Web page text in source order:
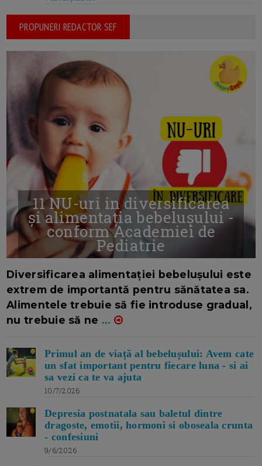
PROPUNERI REDACTOR SEF
11 NU-uri in diversificarea
și alimentația bebelușului -
conform Academiei de
Pediatrie
Diversificarea alimentației bebelușului este
extrem de importantă pentru sănătatea sa.
Alimentele trebuie să fie introduse gradual,
nu trebuie să ne ...
Primul an de viață al bebelușului: Avem cate
un sfat important pentru fiecare luna - si ai
sa vezi ca te va ajuta
10/7/2026
Depresia postnatala sau baletul dintre
dragoste, emotii, hormoni si oboseala crunta
- confesiuni
9/6/2026